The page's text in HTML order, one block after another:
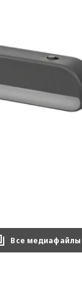
Все медиафайлы